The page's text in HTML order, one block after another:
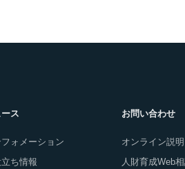
ス
ォメーション
ち情報
お問い合わせ
オンライン説明
人財育成Web